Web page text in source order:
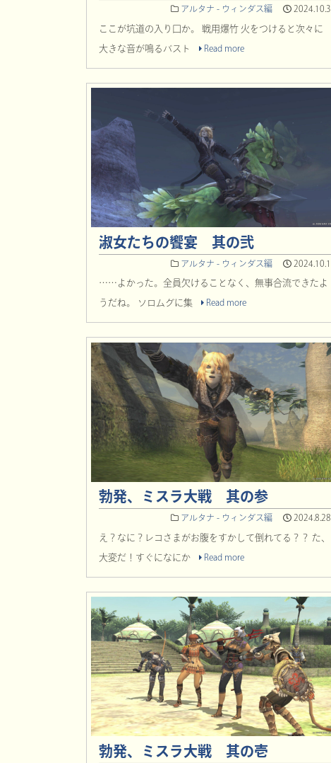
アルタナ - ウィンダス編 2024.10.3
ここが坑道の入り口か。 戦用爆竹 火をつけると次々に
大きな音が鳴るバスト Read more
淑女たちの饗宴 其の弐
アルタナ - ウィンダス編 2024.10.1
……よかった。全員欠けることなく、無事合流できたよ
うだね。 ソロムグに集 Read more
勃発、ミスラ大戦 其の参
アルタナ - ウィンダス編 2024.8.28
え？なに？レコさまがお腹をすかして倒れてる？？ た、
大変だ！すぐになにか Read more
勃発、ミスラ大戦 其の壱